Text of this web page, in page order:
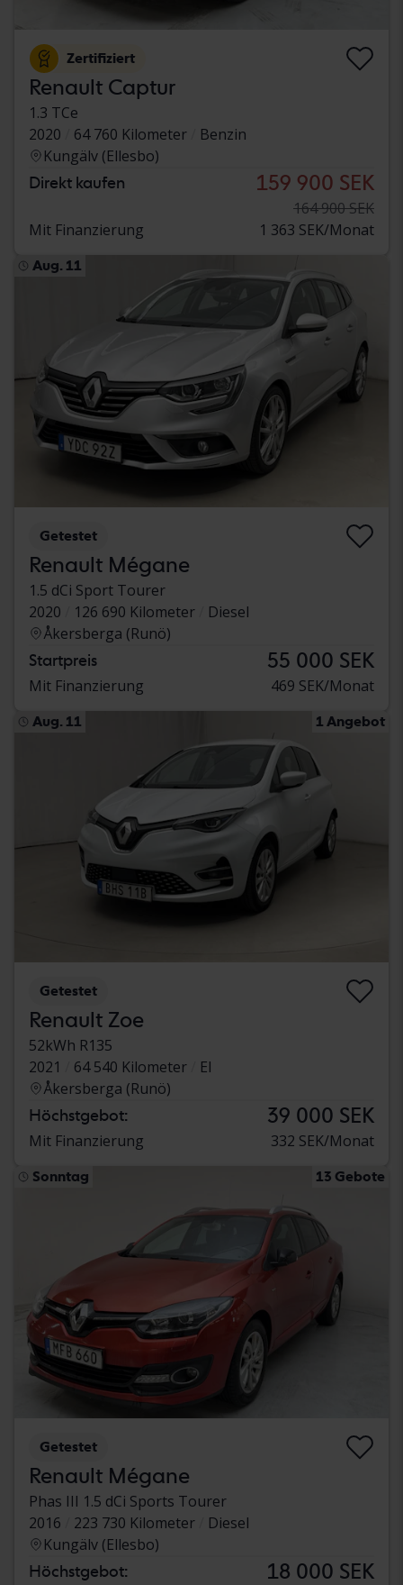
Zertifiziert
Renault Captur
1.3 TCe
2020
64 760 Kilometer
Benzin
Kungälv (Ellesbo)
Direkt kaufen 159 900 SEK
164 900 SEK
Mit Finanzierung
1 363 SEK/Monat
Aug. 11
Getestet
Renault Mégane
1.5 dCi Sport Tourer
2020
126 690 Kilometer
Diesel
Åkersberga (Runö)
Startpreis 55 000 SEK
Mit Finanzierung 469 SEK/Monat
Aug. 11 1 Angebot
Getestet
Renault Zoe
52kWh R135
2021
64 540 Kilometer
El
Åkersberga (Runö)
Höchstgebot: 39 000 SEK
Mit Finanzierung 332 SEK/Monat
Sonntag 13 Gebote
Getestet
Renault Mégane
Phas III 1.5 dCi Sports Tourer
2016
223 730 Kilometer
Diesel
Kungälv (Ellesbo)
Höchstgebot: 18 000 SEK